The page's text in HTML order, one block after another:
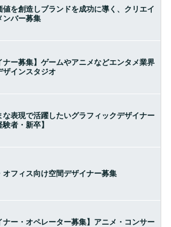
値を創造しブランドを成功に導く、クリエイ
ンバー募集
ナー募集】ゲームやアニメなどエンタメ業界
ザインスタジオ
な表現で活躍したいグラフィックデザイナー
者・新卒】
オフィス向け空間デザイナー募集
ナー・オペレーター募集】アニメ・コンサー